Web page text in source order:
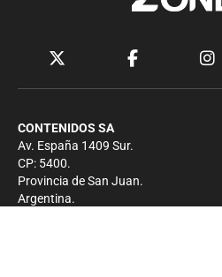
CONTENIDOS SA
Av. España 1409 Sur.
CP: 5400.
Provincia de San Juan.
Argentina.